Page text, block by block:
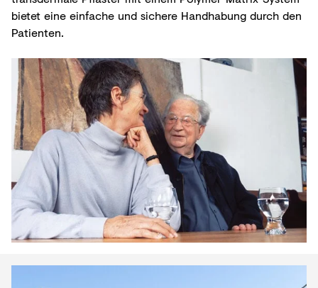
bietet eine einfache und sichere Handhabung durch den
Patienten.